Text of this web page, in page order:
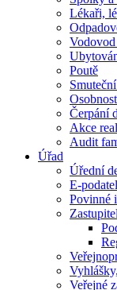
Lékaři,
Vodovod
Poutě
Čerpání
Akce
Audit
Úřad
Úřední
E-
Povinné
Veřejné